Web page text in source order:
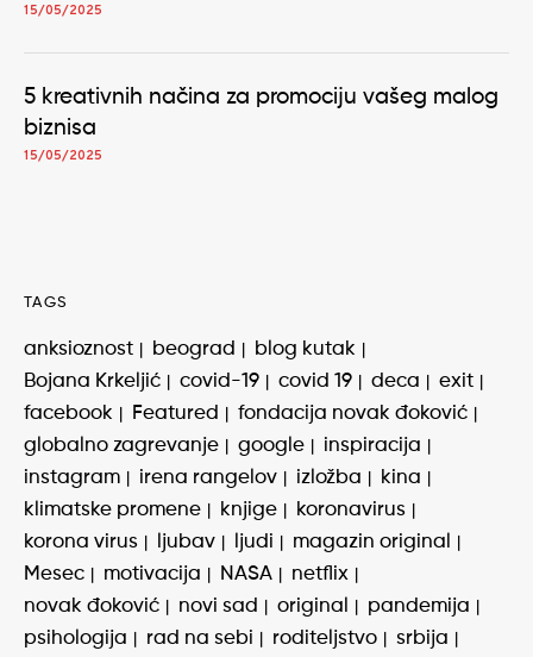
15/05/2025
5 kreativnih načina za promociju vašeg malog
biznisa
15/05/2025
TAGS
anksioznost beograd
blog kutak
Bojana Krkeljić
covid-19 covid 19 deca
exit
facebook
Featured
fondacija novak đoković
globalno zagrevanje
google
inspiracija
instagram
irena rangelov izložba
kina
klimatske promene
knjige
koronavirus
korona virus
ljubav ljudi
magazin original
Mesec
motivacija NASA
netflix
novak đoković
novi sad original
pandemija
psihologija
rad na sebi roditeljstvo
srbija